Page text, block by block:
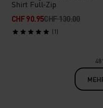
Shirt Full-Zip
CHF 90.95CHF 130.00
(1)
48